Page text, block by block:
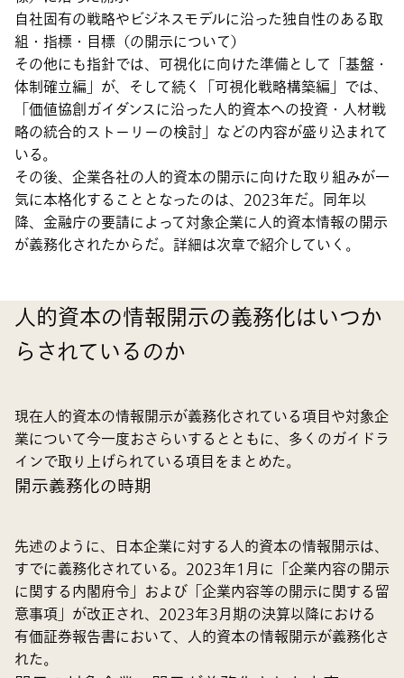
自社固有の戦略やビジネスモデルに沿った独自性のある取
組・指標・目標（の開示について）
その他にも指針では、可視化に向けた準備として「基盤・
体制確立編」が、そして続く「可視化戦略構築編」では、
「価値協創ガイダンスに沿った人的資本への投資・人材戦
略の統合的ストーリーの検討」などの内容が盛り込まれて
いる。
その後、企業各社の人的資本の開示に向けた取り組みが一
気に本格化することとなったのは、2023年だ。同年以
降、金融庁の要請によって対象企業に人的資本情報の開示
が義務化されたからだ。詳細は次章で紹介していく。
人的資本の情報開示の義務化はいつか
らされているのか
現在人的資本の情報開示が義務化されている項目や対象企
業について今一度おさらいするとともに、多くのガイドラ
インで取り上げられている項目をまとめた。
開示義務化の時期
先述のように、日本企業に対する人的資本の情報開示は、
すでに義務化されている。2023年1月に「企業内容の開示
に関する内閣府令」および「企業内容等の開示に関する留
意事項」が改正され、2023年3月期の決算以降における
有価証券報告書において、人的資本の情報開示が義務化さ
れた。